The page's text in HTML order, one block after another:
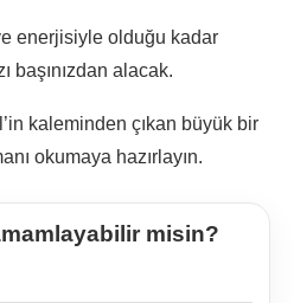
enerjisiyle olduğu kadar
başınızdan alacak.
kaleminden çıkan büyük bir
okumaya hazırlayın.
misin?